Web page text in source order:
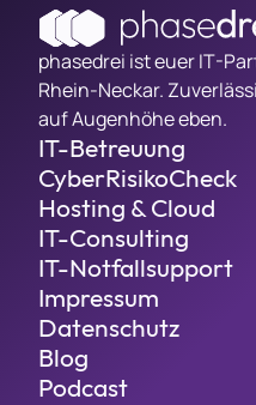
phasedrei ist euer IT-
Rhein-Neckar.
auf Augenhöhe eben.
IT-Betreuung
CyberRisikoCheck
Hosting & Cloud
IT-Consulting
IT-Notfallsupport
Impressum
Datenschutz
Blog
Podcast